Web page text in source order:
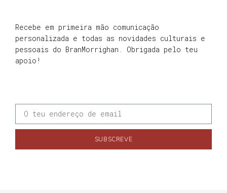
Recebe em primeira mão comunicação
personalizada e todas as novidades culturais e
pessoais do BranMorrighan. Obrigada pelo teu
apoio!
SUBSCREVE